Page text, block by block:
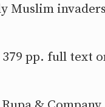
Muslim
pp. full text